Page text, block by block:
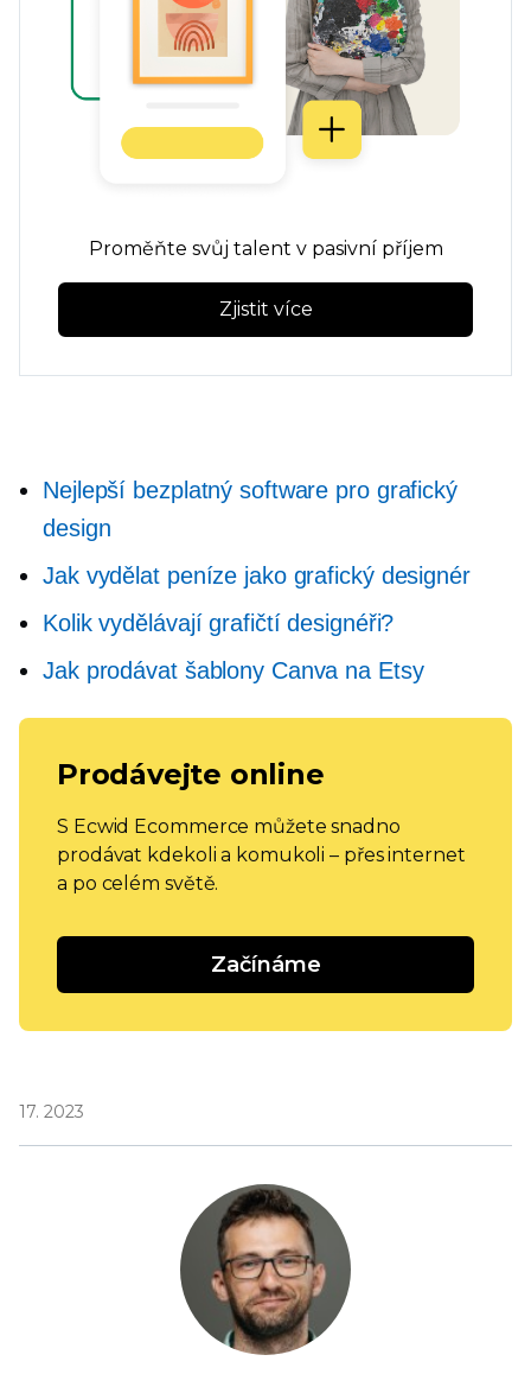
Proměňte svůj talent v pasivní příjem
Zjistit více
Nejlepší bezplatný software pro grafický
design
Jak vydělat peníze jako grafický designér
Kolik vydělávají grafičtí designéři?
Jak prodávat šablony Canva na Etsy
Prodávejte online
S Ecwid Ecommerce můžete snadno
prodávat kdekoli a komukoli – přes internet
a po celém světě.
Začínáme
17. 2023